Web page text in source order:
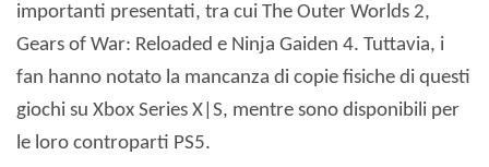
importanti presentati, tra cui The Outer Worlds 2,
Gears of War: Reloaded e Ninja Gaiden 4. Tuttavia, i
fan hanno notato la mancanza di copie fisiche di questi
giochi su Xbox Series X|S, mentre sono disponibili per
le loro controparti PS5.